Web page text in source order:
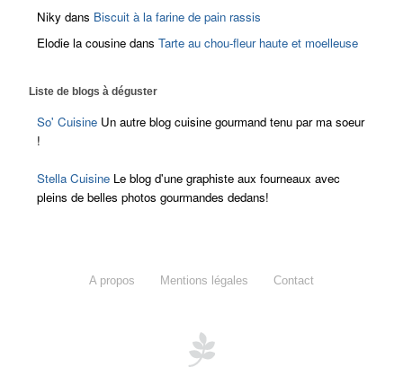
Niky dans Biscuit à la farine de pain rassis
Elodie la cousine dansTarte au chou-fleur haute et moelleuse
Liste de blogs à déguster
So' Cuisine Un autre blog cuisine gourmand tenu par ma soeur
!
Stella Cuisine Le blog d'une graphiste aux fourneaux avec
pleins de belles photos gourmandes dedans!
A propos Mentions légales Contact